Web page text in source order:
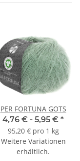
PER FORTUNA GOTS
4,76 € - 5,95 € *
95,20 € pro 1 kg
Weitere Variationen
erhältlich.